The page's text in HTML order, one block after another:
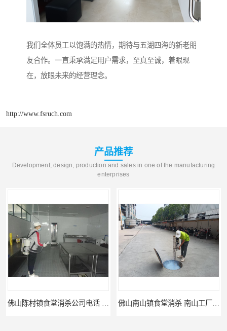
我们全体员工以饱满的热情，期待与五湖四海的新老朋
友合作。一直秉承满足用户需求，至真至诚，着眼现
在，放眼未来的经营理念。
http://www.fsruch.com
产品推荐
Development, design, production and sales in one of the manufacturing
enterprises